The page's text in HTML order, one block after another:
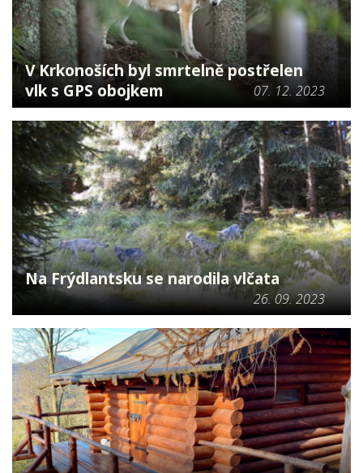
V Krkonoších byl smrtelně postřelen
vlk s GPS obojkem
07. 12. 2023
Na Frýdlantsku se narodila vlčata
26. 09. 2023